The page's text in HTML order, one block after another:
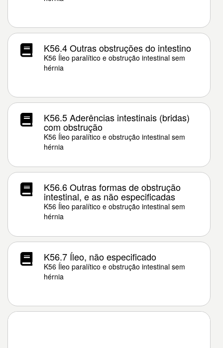
K56.4 Outras obstruções do intestino
K56 Íleo paralítico e obstrução intestinal sem
hérnia
K56.5 Aderências intestinais (bridas)
com obstrução
K56 Íleo paralítico e obstrução intestinal sem
hérnia
K56.6 Outras formas de obstrução
intestinal, e as não especificadas
K56 Íleo paralítico e obstrução intestinal sem
hérnia
K56.7 Íleo, não especificado
K56 Íleo paralítico e obstrução intestinal sem
hérnia